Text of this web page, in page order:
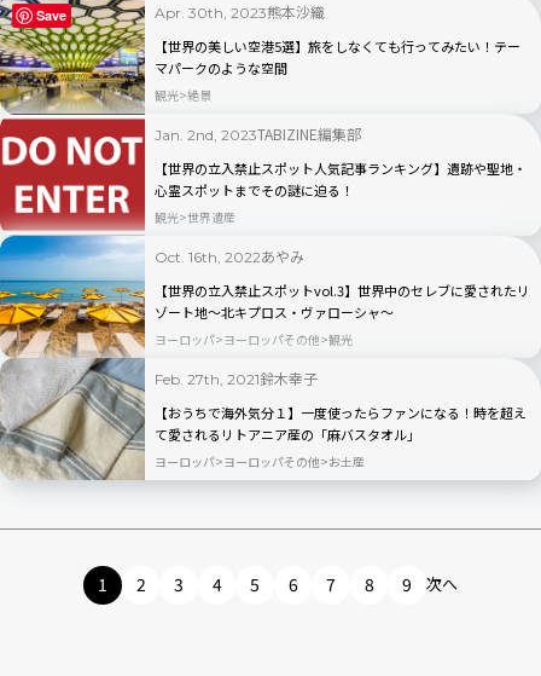
Apr. 30th, 2023熊本沙織
【世界の美しい空港5選】旅をしなくても行ってみたい！テー
マパークのような空間
観光 絶景
Jan. 2nd, 2023TABIZINE編集部
【世界の立入禁止スポット人気記事ランキング】遺跡や聖地・
心霊スポットまでその謎に迫る！
観光 世界遺産
Oct. 16th, 2022あやみ
【世界の立入禁止スポットvol.3】世界中のセレブに愛されたリ
ゾート地〜北キプロス・ヴァローシャ〜
ヨーロッパ ヨーロッパその他 観光
Feb. 27th, 2021鈴木幸子
【おうちで海外気分１】一度使ったらファンになる！時を超え
て愛されるリトアニア産の「麻バスタオル」
ヨーロッパ ヨーロッパその他 お土産
1 2 3 4 5 6 7 8 9 次へ
Save